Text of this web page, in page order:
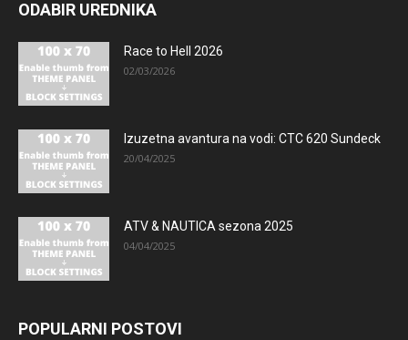
ODABIR UREDNIKA
Race to Hell 2026
02/03/2026
Izuzetna avantura na vodi: CTC 620 Sundeck
20/04/2025
ATV & NAUTICA sezona 2025
04/04/2025
POPULARNI POSTOVI